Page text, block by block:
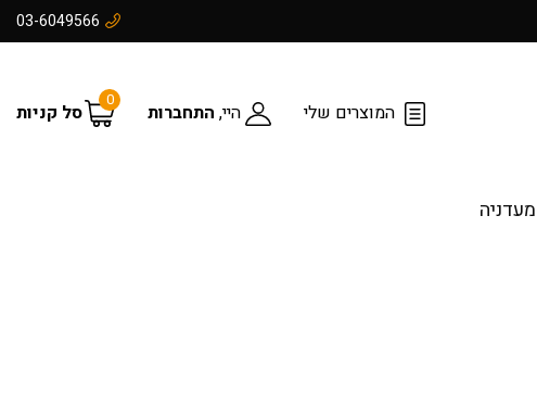
03-6049566
המוצרים שלי היי, התחברות
0
סל קניות
מעדניה